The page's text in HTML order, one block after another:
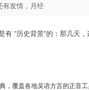
有发情，月经
有 “历史背景”的：那几天
，覆盖各地吴语方言的正音